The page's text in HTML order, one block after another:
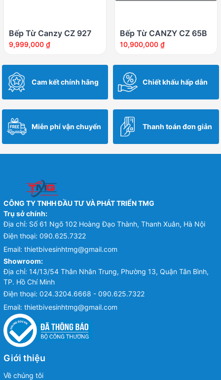
Bếp Từ Canzy CZ 927
9,999,000 ₫
Bếp Từ CANZY CZ 65B
10,900,000 ₫
Cam kết chính hãng Chiết khấu hấp dẫn
Miễn phí vận chuyển Thanh toán đơn giản
CÔNG TY TNHH ĐẦU TƯ VÀ PHÁT TRIỂN TMG
Trụ sở chính:
Địa chỉ: Số 61 Ngõ 102 Hoàng Đạo Thành, Thanh Xuân, Hà Nội
Điện thoại: 090.625.7322
Email: thietbivesinhtmg@gmail.com
Showroom:
Địa chỉ: 14/13/54 Thân Nhân Trung, Phường 13, Quận Tân Bình,
TP. Hồ Chí Minh
Điện thoại: 024.3204.6668 - 090.625.7322
Email: thietbivesinhtmg@gmail.com
Giới thiệu
Về chúng tôi